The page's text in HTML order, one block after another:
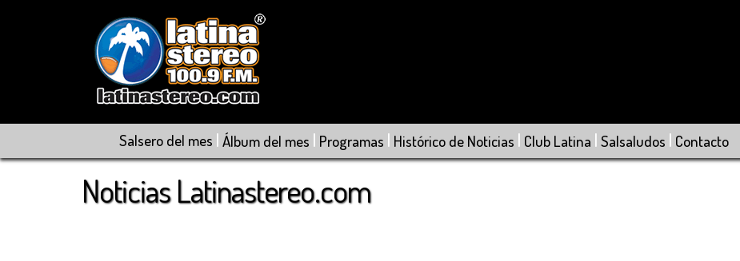
Salsero del mes | Álbum del mes | Programas | Histórico de Noticias | Club Latina | Salsaludos | Contacto
Noticias Latinastereo.com